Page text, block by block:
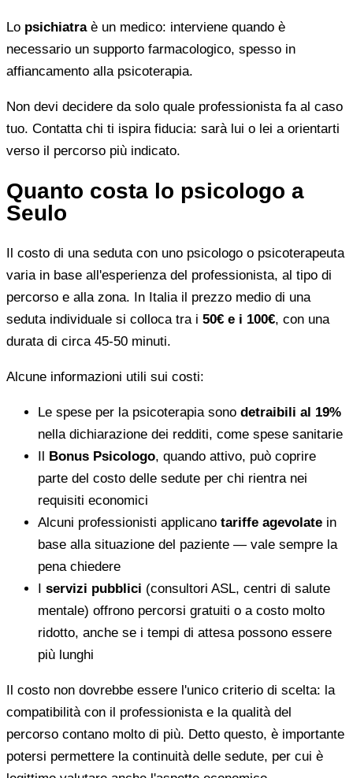
Lo psichiatraè un medico: interviene quando è
necessario un supporto farmacologico, spesso in
affiancamento alla psicoterapia.
Non devi decidere da solo quale professionista fa al caso
tuo. Contatta chi ti ispira fiducia: sarà lui o lei a orientarti
verso il percorso più indicato.
Quanto costa lo psicologo a
Seulo
Il costo di una seduta con uno psicologo o psicoterapeuta
varia in base all'esperienza del professionista, al tipo di
percorso e alla zona. In Italia il prezzo medio di una
seduta individuale si colloca tra i 50€ e i 100€, con una
durata di circa 45-50 minuti.
Alcune informazioni utili sui costi:
Le spese per la psicoterapia sono detraibili al 19%
nella dichiarazione dei redditi, come spese sanitarie
Il Bonus Psicologo, quando attivo, può coprire
parte del costo delle sedute per chi rientra nei
requisiti economici
Alcuni professionisti applicano tariffe agevolate in
base alla situazione del paziente — vale sempre la
pena chiedere
I servizi pubblici (consultori ASL, centri di salute
mentale) offrono percorsi gratuiti o a costo molto
ridotto, anche se i tempi di attesa possono essere
più lunghi
Il costo non dovrebbe essere l'unico criterio di scelta: la
compatibilità con il professionista e la qualità del
percorso contano molto di più. Detto questo, è importante
potersi permettere la continuità delle sedute, per cui è